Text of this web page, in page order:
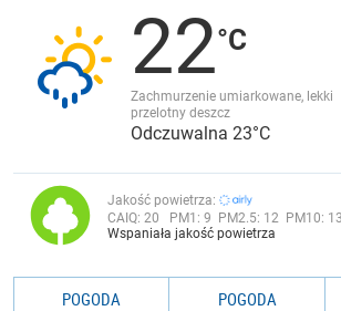
JAKOŚĆ POWIETRZA22
Zachmurzenie umiarkowane, lekki
przelotny deszcz
Odczuwalna 23°C
Jakość powietrza:
CAIQ: 20 PM1: 9 PM2.5: 12 PM10: 13
Wspaniała jakość powietrza
POGODA
POGODA